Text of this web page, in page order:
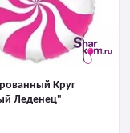
Круг
Леденец"